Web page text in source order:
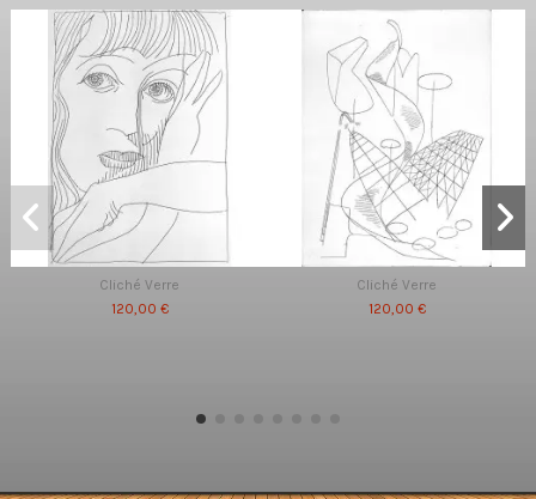
Cliché Verre
120,00 €
Cliché Verre
120,00 €